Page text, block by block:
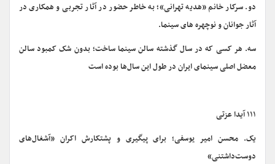
دو. سرکار خانم «هدیه تهرانی»؛ به خاطر حضور در آثار تجربی و همکاری در
آثار جوانان و نوچهره های سینما.
سه. هر کسی که در سال گذشته سالن سینما ساخت؛ بدون شک کمبود سالن
معضل اصلی سینمای ایران در طول این سال‌ها بوده است
۱۱۱ آیدا عزتی
یک. محسن امیر یوسفی؛ برای پیگیری و پشتکارش اکران «آشغال‌های
دوست‌داشتنی»